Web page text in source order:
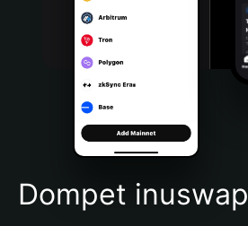
Bahasa Indonesia
Português (Brasil)
Español (Argentina)
Dompet inuswap